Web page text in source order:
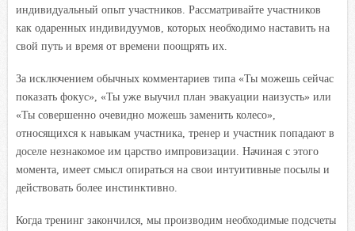
индивидуальный опыт участников. Рассматривайте участников
как одаренных индивидуумов, которых необходимо наставить на
свой путь и время от времени поощрять их.
За исключением обычных комментариев типа «Ты можешь сейчас
показать фокус», «Ты уже выучил план эвакуации наизусть» или
«Ты совершенно очевидно можешь заменить колесо»,
относящихся к навыкам участника, тренер и участник попадают в
доселе незнакомое им царство импровизации. Начиная с этого
момента, имеет смысл опираться на свои интуитивные посылы и
действовать более инстинктивно.
Когда тренинг закончился, мы производим необходимые подсчеты